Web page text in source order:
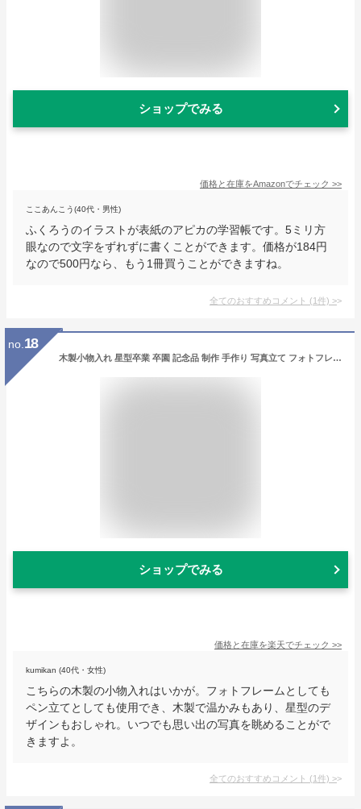
ショップでみる
価格と在庫をAmazonでチェック >>
ここあんこう(40代・男性)
ふくろうのイラストが表紙のアピカの学習帳です。5ミリ方
眼なので文字をずれずに書くことができます。価格が184円
なので500円なら、もう1冊買うことができますね。
全てのおすすめコメント (1件) >
no. 18
木製小物入れ 星型卒業 卒園 記念品 制作 手作り 写真立て フォトフレーム アーテック 幼稚園 保育園 小学校 お絵かき 製作 色鉛筆
ショップでみる
価格と在庫を楽天でチェック >>
kumikan (40代・女性)
こちらの木製の小物入れはいかが。フォトフレームとしても
ペン立てとしても使用でき、木製で温かみもあり、星型のデ
ザインもおしゃれ。いつでも思い出の写真を眺めることがで
きますよ。
全てのおすすめコメント (1件) >